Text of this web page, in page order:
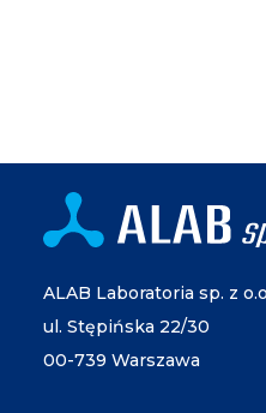
ALAB Laboratoria sp. z
ul. Stępińska 22/30
00-739 Warszawa